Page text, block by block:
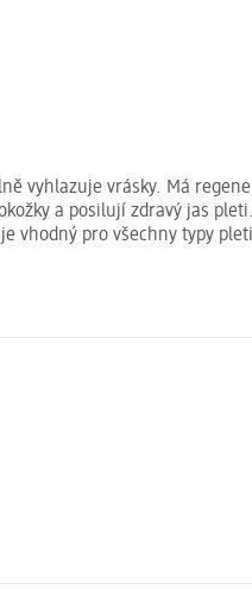
vyhlazuje vrásky. Má
a posilují zdravý jas
pro všechny typy